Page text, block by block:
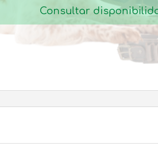
Consultar